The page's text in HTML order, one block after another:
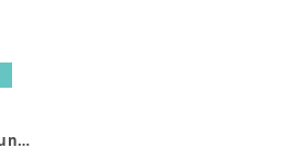
Lil' Atelier Rachello Duna Kjole - Coconut Milk